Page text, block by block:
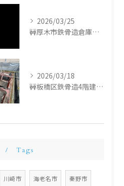
2026/03/25
🚧厚木市鉄骨造倉庫解体工事🚧
2026/03/18
🚧板橋区鉄骨造4階建て解体工事🚧
Tags
川崎市 海老名市 秦野市